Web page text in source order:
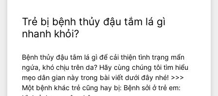
Trẻ bị bệnh thủy đậu tắm lá gì
nhanh khỏi?
Bệnh thủy đậu tắm lá gì để cải thiện tình trạng mẩn
ngứa, khó chịu trên da? Hãy cùng chúng tôi tìm hiểu
mẹo dân gian này trong bài viết dưới đây nhé! >>>
Một bệnh khác trẻ cũng hay bị: Bệnh sởi ở trẻ em: